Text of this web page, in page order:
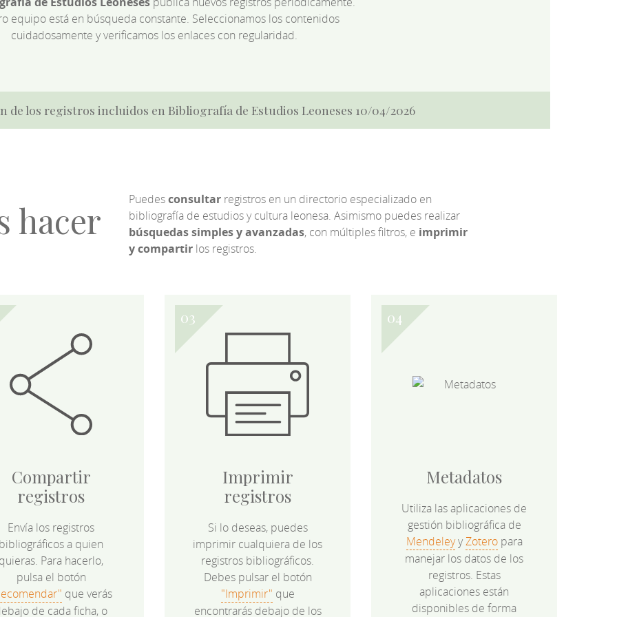
equipo está en búsqueda constante. Seleccionamos los contenidos
cuidadosamente y verificamos los enlaces con regularidad.
de los registros incluidos en Bibliografía de Estudios Leoneses 10/04/2026
hacer Puedesconsultarregistros en un directorio especializado en
bibliografía de estudios y cultura leonesa. Asimismo puedes realizar
búsquedas simples y avanzadas, con múltiples filtros, e imprimir
y compartirlos registros.
Compartir
registros
Envía los registros
a quien
Para hacerlo,
pulsa el botón
que verás
de cada ficha, o
Imprimir
registros
Si lo deseas, puedes
imprimir cualquiera de los
registros bibliográficos.
Debes pulsar el botón
"Imprimir" que
encontrarás debajo de los
Metadatos
Utiliza las aplicaciones de
gestión bibliográfica de
MendeleyyZoteropara
manejar los datos de los
registros. Estas
aplicaciones están
disponibles de forma